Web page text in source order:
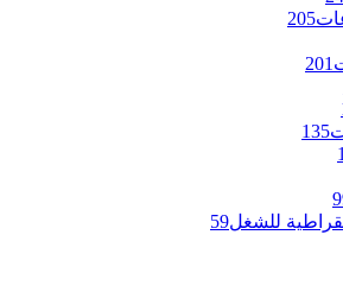
205
201
135
للشغل59